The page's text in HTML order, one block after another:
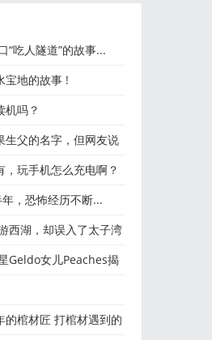
“吃人隧道”的故事...
宝地的故事 !
机吗？
生父的名字，但网友说
，玩手机怎么充电啊？
年，恐怖经历不断...
西湖，却误入了太子湾
Geldo女儿Peaches揭
的，名媛
的棺材匠 打棺材遇到的